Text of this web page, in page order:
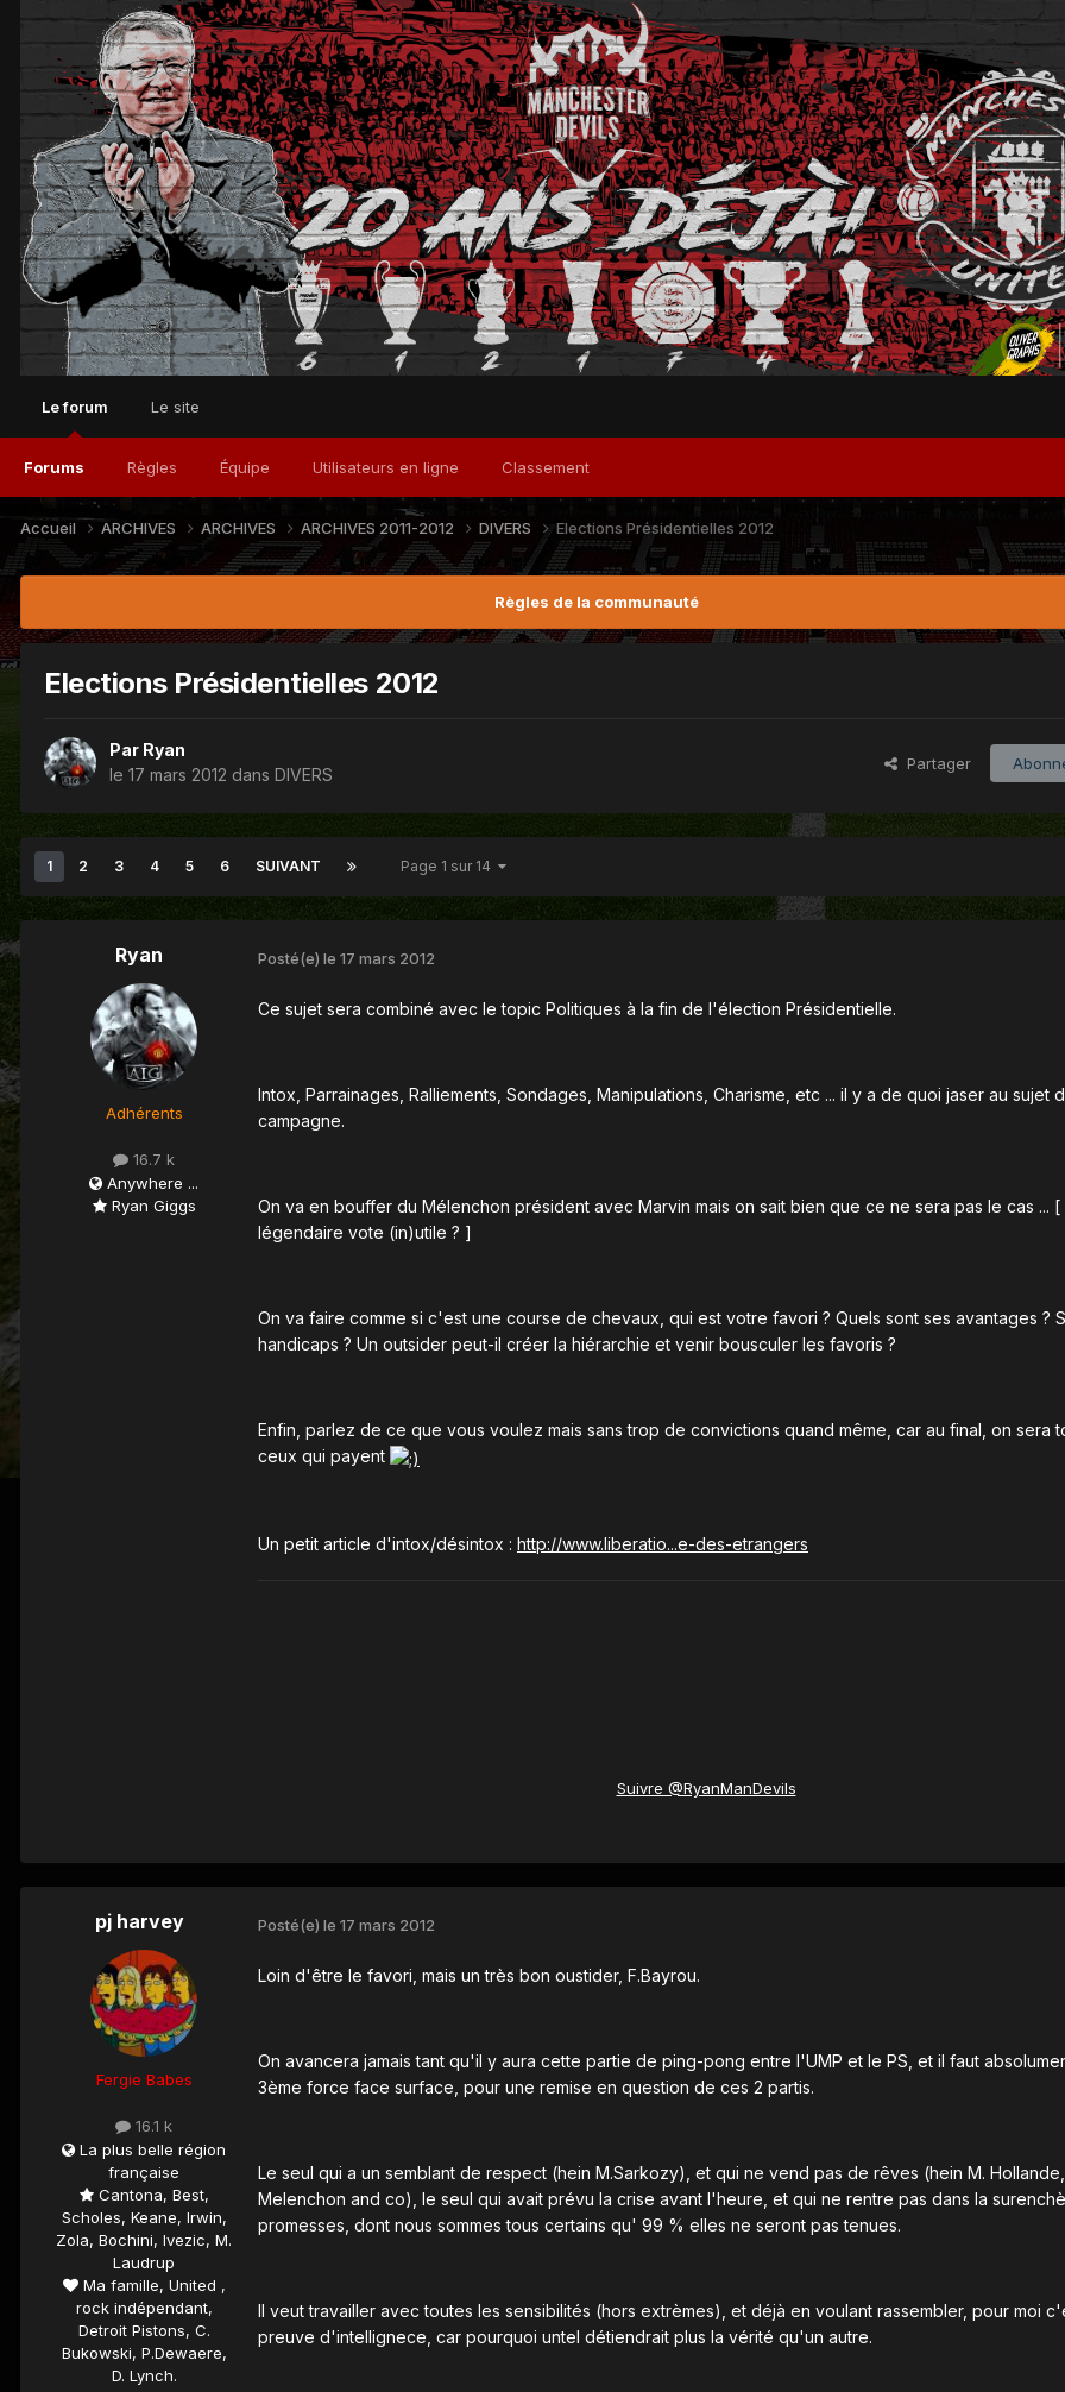
Le forum
Forums Règles Équipe Utilisateurs en ligne Classement
Le site
Accueil ARCHIVES ARCHIVES ARCHIVES 2011-2012 DIVERS Elections Présidentielles 2012
Règles de la communauté
Elections Présidentielles 2012
Par Ryan
le 17 mars 2012 dans DIVERS
Partager
1 2 3 4 5 6 SUIVANT Page 1 sur 14
Ryan
Adhérents
16.7 k
Anywhere ...
Ryan Giggs
Posté(e) le 17 mars 2012
Ce sujet sera combiné avec le topic Politiques à la fin de l'élection Présidentielle.
Intox, Parrainages, Ralliements, Sondages, Manipulations, Charisme, etc ... il y a de quoi jaser au sujet
campagne.
On va en bouffer du Mélenchon président avec Marvin mais on sait bien que ce ne sera pas le cas ... [
légendaire vote (in)utile ? ]
On va faire comme si c'est une course de chevaux, qui est votre favori ? Quels sont ses avantages ?
handicaps ? Un outsider peut-il créer la hiérarchie et venir bousculer les favoris ?
Enfin, parlez de ce que vous voulez mais sans trop de convictions quand même, car au final, on sera
ceux qui payent
Un petit article d'intox/désintox : http://www.liberatio...e-des-etrangers
Suivre @RyanManDevils
pj harvey
Fergie Babes
16.1 k
La plus belle région
française
Cantona, Best,
Scholes, Keane, Irwin,
Zola, Bochini, Ivezic, M.
Laudrup
Ma famille, United ,
rock indépendant,
Detroit Pistons, C.
Bukowski, P.Dewaere,
D. Lynch.
Posté(e) le 17 mars 2012
Loin d'être le favori, mais un très bon oustider, F.Bayrou.
On avancera jamais tant qu'il y aura cette partie de ping-pong entre l'UMP et le PS, et il faut
3ème force face surface, pour une remise en question de ces 2 partis.
Le seul qui a un semblant de respect (hein M.Sarkozy), et qui ne vend pas de rêves (hein M.
Melenchon and co), le seul qui avait prévu la crise avant l'heure, et qui ne rentre pas dans la
promesses, dont nous sommes tous certains qu' 99 % elles ne seront pas tenues.
Il veut travailler avec toutes les sensibilités (hors extrèmes), et déjà en voulant rassembler, pour moi
preuve d'intellignece, car pourquoi untel détiendrait plus la vérité qu'un autre.